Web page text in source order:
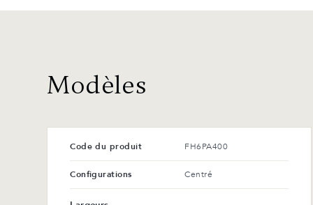
Modèles
Code du produit FH6PA400
Configurations Centré